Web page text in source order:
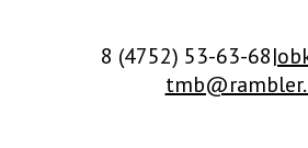
8 (4752) 53-63-68|